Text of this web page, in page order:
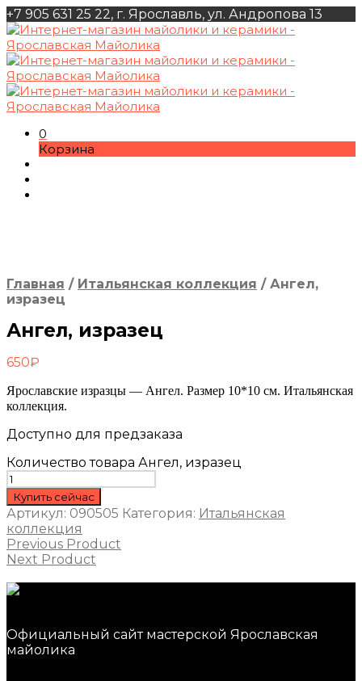
+7 905 631 25 22, г. Ярославль, ул. Андропова 13
0
Корзина
Главная / Итальянская коллекция /Ангел,
изразец
Ангел, изразец
650₽
Ярославские изразцы — Ангел. Размер 10*10 см. Итальянская
коллекция.
Доступно для предзаказа
Количество товара Ангел, изразец
Купить сейчас
Артикул: 090505 Категория: Итальянская
коллекция
Previous Product
Next Product
Официальный сайт мастерской Ярославская
майолика